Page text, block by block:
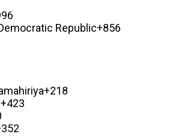
Republic+856
+218
+423